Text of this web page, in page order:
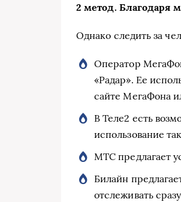
2 метод. Благодаря
Однако следить за
Оператор
«Радар». Ее
сайте МегаФона
В Теле2 есть
использование
МТС предлагает
Билайн
отслеживать